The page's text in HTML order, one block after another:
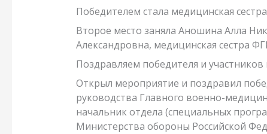
Победителем стала медицинская
Второе место заняла Аношина Алла
Александровна, медицинская сестра
Поздравляем победителя и участников
Открыл мероприятие и поздравил
руководства Главного военно-
начальник отдела (специальных
Министерства обороны Российской